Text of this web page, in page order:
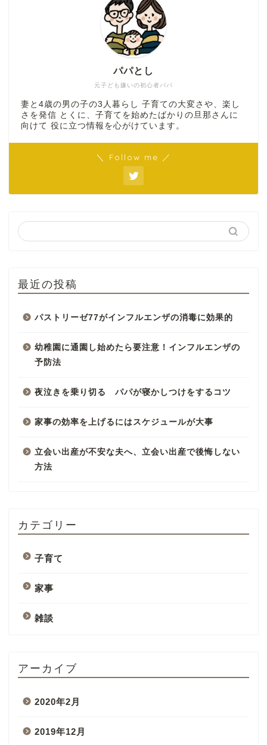
元子ども嫌いの初心者パパ
パパとし
妻と4歳の男の子の3人暮らし 子育ての大変さや、楽し
さを発信 とくに、子育てを始めたばかりの旦那さんに
向けて 役に立つ情報を心がけています。
＼ Follow me ／
最近の投稿
パストリーゼ77がインフルエンザの消毒に効果的
幼稚園に通園し始めたら要注意！インフルエンザの
予防法
夜泣きを乗り切る パパが寝かしつけをするコツ
家事の効率を上げるにはスケジュールが大事
立会い出産が不安な夫へ、立会い出産で後悔しない
方法
カテゴリー
子育て
家事
雑談
アーカイブ
2020年2月
2019年12月